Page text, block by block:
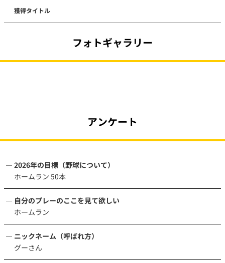
獲得タイトル
フォトギャラリー
アンケート
2026年の目標（野球について）
ホームラン 50本
自分のプレーのここを見て欲しい
ホームラン
ニックネーム（呼ばれ方）
グーさん